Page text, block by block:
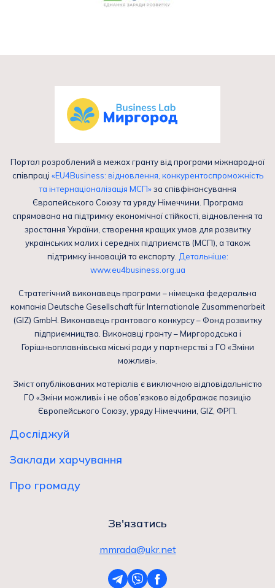
Портал розроблений в межах гранту від програми міжнародної
співпраці «EU4Business: відновлення, конкурентоспроможність
та інтернаціоналізація МСП»за співфінансування
Європейського Союзу та уряду Німеччини. Програма
спрямована на підтримку економічної стійкості, відновлення та
зростання України, створення кращих умов для розвитку
українських малих і середніх підприємств (МСП), а також
підтримку інновацій та експорту. Детальніше:
www.eu4business.org.ua
Стратегічний виконавець програми – німецька федеральна
компанія Deutsche Gesellschaft für Internationale Zusammenarbeit
(GIZ) GmbH. Виконавець грантового конкурсу – Фонд розвитку
підприємництва. Виконавці гранту – Миргородська і
Горішньоплавнівська міські ради у партнерстві з ГО «Зміни
можливі».
Зміст опублікованих матеріалів є виключною відповідальністю
ГО «Зміни можливі» і не обов’язково відображає позицію
Європейського Союзу, уряду Німеччини, GIZ, ФРП.
Досліджуй
Заклади харчування
Про громаду
Зв'язатись
mmrada@ukr.net